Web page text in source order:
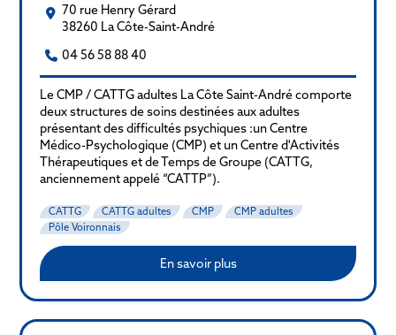
70 rue Henry Gérard
38260 La Côte-Saint-André
04 56 58 88 40
Le CMP / CATTG adultes La Côte Saint-André comporte
deux structures de soins destinées aux adultes
présentant des difficultés psychiques :un Centre
Médico-Psychologique (CMP) et un Centre d'Activités
Thérapeutiques et de Temps de Groupe (CATTG,
anciennement appelé “CATTP”).
CATTG CATTG adultes CMP
CMP adultes
Pôle Voironnais
En savoir plus